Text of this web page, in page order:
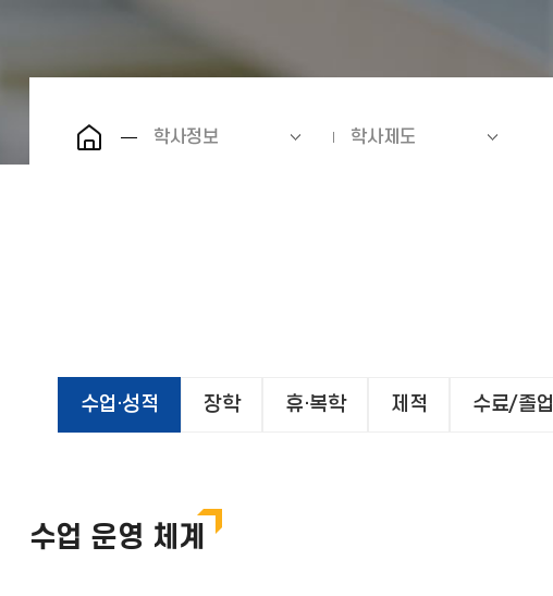
학사정보 학사제도
수업·성적 장학 휴·복학 제적 수료/졸업
수업 운영 체계